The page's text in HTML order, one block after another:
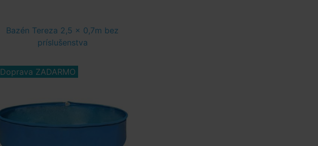
Bazén Tereza 2,5 x 0,7m bez
príslušenstva
Doprava ZADARMO